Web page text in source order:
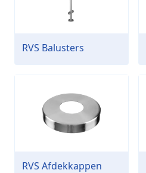
RVS Balusters
RVS Afdekkappen